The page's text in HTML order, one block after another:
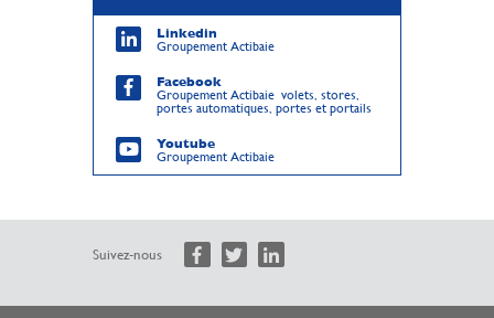
Linkedin
Groupement Actibaie
Facebook
Groupement Actibaie volets, stores,
portes automatiques, portes et portails
Youtube
Groupement Actibaie
Suivez-nous